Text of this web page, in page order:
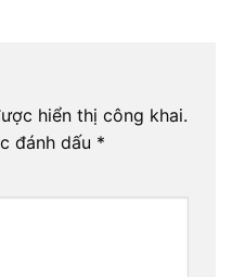
hiển thị công khai.
đánh dấu *